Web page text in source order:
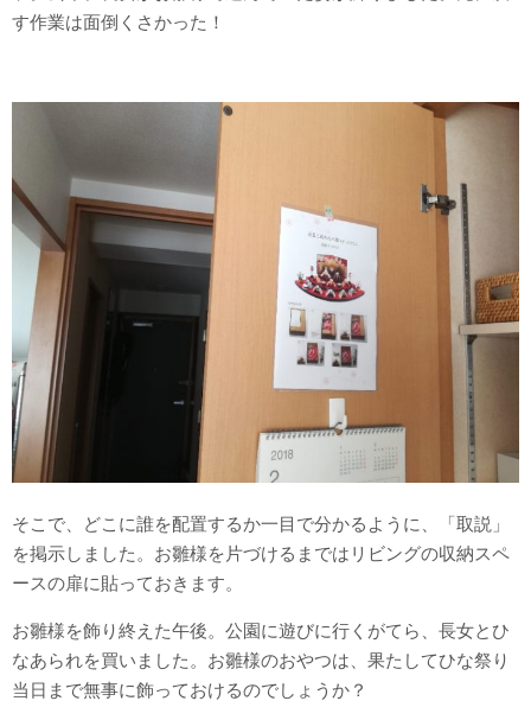
す作業は面倒くさかった！
そこで、どこに誰を配置するか一目で分かるように、「取説」
を掲示しました。お雛様を片づけるまではリビングの収納スペ
ースの扉に貼っておきます。
お雛様を飾り終えた午後。公園に遊びに行くがてら、長女とひ
なあられを買いました。お雛様のおやつは、果たしてひな祭り
当日まで無事に飾っておけるのでしょうか？